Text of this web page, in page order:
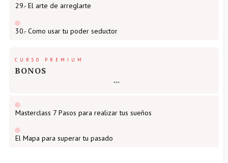
29.- El arte de arreglarte
30.- Como usar tu poder seductor
CURSO PREMIUM
BONOS
Masterclass 7 Pasos para realizar tus sueños
El Mapa para superar tu pasado